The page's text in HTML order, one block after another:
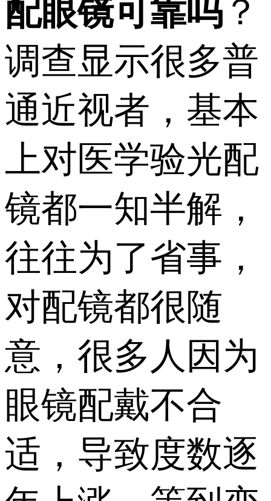
配眼镜可靠吗 ？
调查显示很多普
通近视者，基本
上对医学验光配
镜都一知半解，
往往为了省事，
对配镜都很随
意，很多人因为
眼镜配戴不合
适，导致度数逐